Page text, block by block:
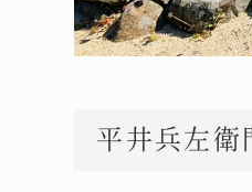
平井兵左